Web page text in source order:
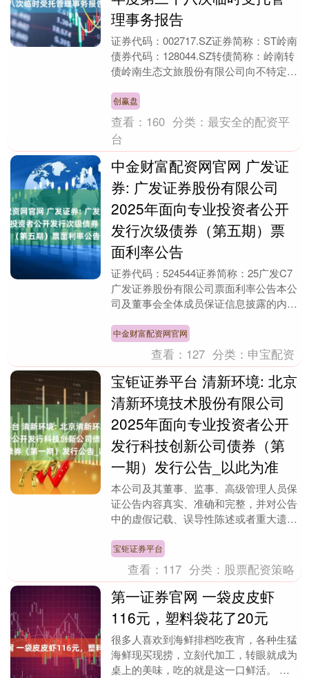
理事务报告
证券代码：002717.SZ证券简称：ST岭南
债券代码：128044.SZ转债简称：岭南转
债岭南生态文旅股份有限公司向不特定对
创赢盘
查看： 160 分类：最安全的配资平
台
中金财富配资网官网 广发证
券: 广发证券股份有限公司
2025年面向专业投资者公开
发行次级债券（第五期）票
面利率公告
证券代码：524544证券简称：25广发C7
广发证券股份有限公司票面利率公告本公
司及董事会全体成员保证信息披露的内容
性陈述或....
中金财富配资网官网
查看： 127 分类： 申宝配资
宝钜证券平台 清新环境: 北京
清新环境技术股份有限公司
2025年面向专业投资者公开
发行科技创新公司债券（第
一期）发行公告_以此为准
本公司及其董事、监事、高级管理人员保
证公告内容真实、准确和完整，并对公告
中的虚假记载、误导性陈述或者重大遗漏
超过20亿元的公....
宝钜证券平台
查看： 117 分类： 股票配资策略
第一证券官网 一袋皮皮虾
116元，塑料袋花了20元
很多人喜欢到海鲜排档吃夜宵，各种生猛
海鲜现买现捞，立刻代加工，转眼就成为
桌上的美味，吃的就是这一口鲜活。 但